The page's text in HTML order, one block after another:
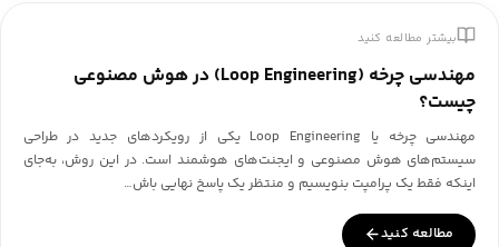
بیشتر مطالعه کنید
مهندسی چرخه (Loop Engineering) در هوش مصنوعی
چیست؟
مهندسی چرخه یا Loop Engineering یکی از رویکردهای جدید در طراحی
سیستم‌های هوش مصنوعی و ایجنت‌های هوشمند است. در این روش، به‌جای
اینکه فقط یک پرامپت بنویسیم و منتظر یک پاسخ نهایی باش…
مطالعه کنید